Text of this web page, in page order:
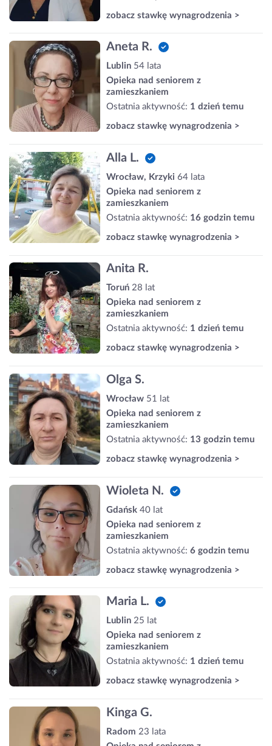
zobacz stawkę wynagrodzenia >
Aneta R.
Lublin 54 lata
Opieka nad seniorem z
zamieszkaniem
Ostatnia aktywność: 1 dzień temu
zobacz stawkę wynagrodzenia >
Alla L.
Wrocław, Krzyki 64 lata
Opieka nad seniorem z
zamieszkaniem
Ostatnia aktywność: 16 godzin temu
zobacz stawkę wynagrodzenia >
Anita R.
Toruń 28 lat
Opieka nad seniorem z
zamieszkaniem
Ostatnia aktywność: 1 dzień temu
zobacz stawkę wynagrodzenia >
Olga S.
Wrocław 51 lat
Opieka nad seniorem z
zamieszkaniem
Ostatnia aktywność: 13 godzin temu
zobacz stawkę wynagrodzenia >
Wioleta N.
Gdańsk 40 lat
Opieka nad seniorem z
zamieszkaniem
Ostatnia aktywność: 6 godzin temu
zobacz stawkę wynagrodzenia >
Maria L.
Lublin 25 lat
Opieka nad seniorem z
zamieszkaniem
Ostatnia aktywność: 1 dzień temu
zobacz stawkę wynagrodzenia >
Kinga G.
Radom 23 lata